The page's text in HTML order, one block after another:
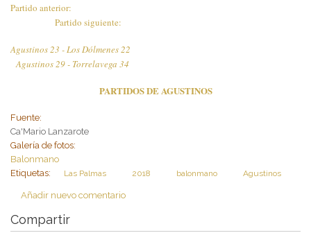
Partido anterior:
Partido siguiente:
Agustinos 23 - Los Dólmenes 22
Agustinos 29 - Torrelavega 34
PARTIDOS DE AGUSTINOS
Fuente:
Ca'Mario Lanzarote
Galería de fotos:
Balonmano
Etiquetas:
Las Palmas 2018 balonmano Agustinos
Añadir nuevo comentario
Compartir